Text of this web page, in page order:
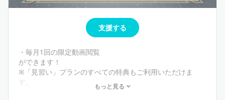
支援する
・毎月1回の限定動画閲覧
ができます！
※「見習い」プランのすべての特典もご利用いただけま
す。
もっと見る